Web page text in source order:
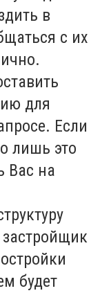
в
с их
для
Если
лишь это
Вас на
застройщик
будет